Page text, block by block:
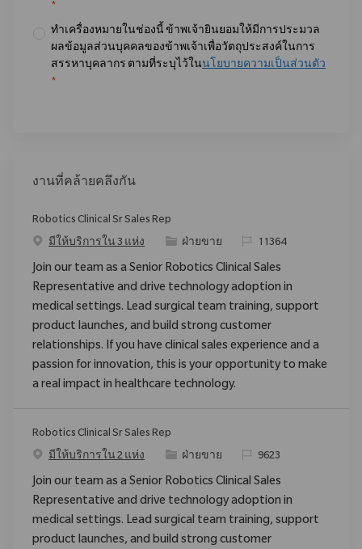
*
ทำเครื่องหมายในช่องนี้ ข้าพเจ้ายินยอมให้มีการประมวล
ผลข้อมูลส่วนบุคคลของข้าพเจ้าเพื่อวัตถุประสงค์ในการ
สรรหาบุคลากร ตามที่ระบุไว้ในนโยบายความเป็นส่วนตัว
*
งานที่คล้ายคลึงกัน
Robotics Clinical Sr Sales Rep
มีให้บริการใน 3 แห่ง
ประเภท
ฝ่ายขาย ReqId11364
Join our team as a Senior Robotics Clinical Sales
Representative and drive technology adoption in
medical settings. Lead surgical team training, support
product launches, and build strong customer
relationships. If you have clinical sales experience and a
passion for innovation, this is your opportunity to make
a real impact in healthcare technology.
Robotics Clinical Sr Sales Rep
มีให้บริการใน 2 แห่ง
ประเภท
ฝ่ายขาย ReqId9623
Join our team as a Senior Robotics Clinical Sales
Representative and drive technology adoption in
medical settings. Lead surgical team training, support
product launches, and build strong customer